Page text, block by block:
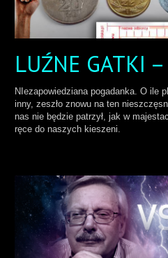
LUŹNE GATKI
NIezapowiedziana pogadanka. O ile
inny, zeszło znowu na ten
nas nie będzie patrzył, jak w
ręce do naszych kieszeni.